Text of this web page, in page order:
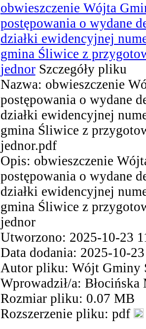
obwieszczenie Wójta
postępowania o wydane
działki ewidencyjnej
gmina Śliwice z
jednor Szczegóły pliku
Nazwa: obwieszczenie
postępowania o wydane
działki ewidencyjnej
gmina Śliwice z
jednor.pdf
Opis: obwieszczenie
postępowania o wydane
działki ewidencyjnej
gmina Śliwice z
jednor
Utworzono: 2025-10-23
Data dodania: 2025-10-
Autor pliku: Wójt Gminy
Wprowadził/a: Błocińska
Rozmiar pliku: 0.07 MB
Rozszerzenie pliku: pdf